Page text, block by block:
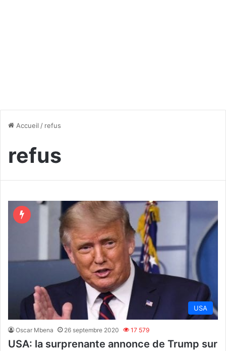
Accueil / refus
refus
USA
Oscar Mbena 26 septembre 2020 17 579
USA: la surprenante annonce de Trump sur